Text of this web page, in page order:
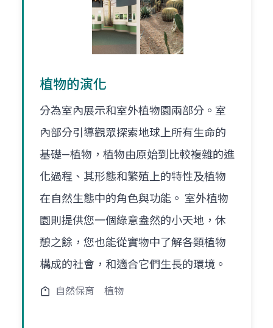
植物的演化
分為室內展示和室外植物園兩部分。室
內部分引導觀眾探索地球上所有生命的
基礎—植物，植物由原始到比較複雜的進
化過程、其形態和繁殖上的特性及植物
在自然生態中的角色與功能。 室外植物
園則提供您一個綠意盎然的小天地，休
憩之餘，您也能從實物中了解各類植物
構成的社會，和適合它們生長的環境。
自然保育 植物